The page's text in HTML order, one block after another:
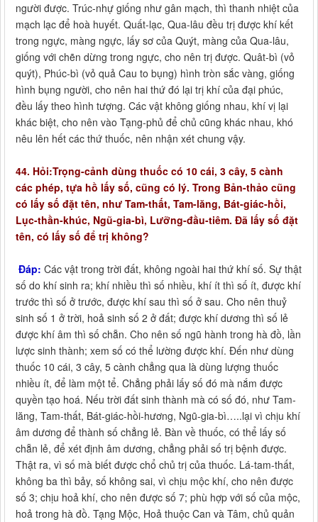
người được. Trúc-nhự giống như gân mạch, thì thanh nhiệt của
mạch lạc để hoà huyết. Quất-lạc, Qua-lâu đều trị được khí kết
trong ngực, màng ngực, lấy sơ của Quýt, màng của Qua-lâu,
giống với chẽn dừng trong ngực, cho nên trị được. Quât-bì (vỏ
quýt), Phúc-bì (vỏ quả Cau to bụng) hình tròn sắc vàng, giống
hình bụng người, cho nên hai thứ đó lại trị khí của đại phúc,
đều lấy theo hình tượng. Các vật không giống nhau, khí vị lại
khác biệt, cho nên vào Tạng-phủ để chủ cũng khác nhau, khó
nêu lên hết các thứ thuốc, nên nhận xét chung vậy.
44. Hỏi:Trọng-cảnh dùng thuốc có 10 cái, 3 cây, 5 cành
các phép, tựa hồ lấy số, cũng có lý. Trong Bản-thảo cũng
có lấy số đặt tên, như Tam-thất, Tam-lăng, Bát-giác-hồi,
Lục-thần-khúc, Ngũ-gia-bì, Lưỡng-đầu-tiêm. Đã lấy số đặt
tên, có lấy số để trị không?
Đáp: Các vật trong trời đất, không ngoài hai thứ khí số. Sự thật
số do khí sinh ra; khí nhiều thì số nhiều, khí ít thì số ít, được khí
trước thì số ở trước, được khí sau thì số ở sau. Cho nên thuỷ
sinh số 1 ở trời, hoả sinh số 2 ở đất; được khí dương thì số lẻ
được khí âm thì số chẵn. Cho nên số ngũ hành trong hà đồ, lần
lược sinh thành; xem số có thể lường được khí. Đến như dùng
thuốc 10 cái, 3 cây, 5 cành chẳng qua là dùng lượng thuốc
nhiều ít, để làm một tể. Chẳng phải lấy số đó mà nắm được
quyền tạo hoá. Nếu trời đất sinh thành mà có số đó, như Tam-
lăng, Tam-thất, Bát-giác-hồi-hương, Ngũ-gia-bì…..lại vì chịu khí
âm dương để thành số chẳng lẻ. Bàn về thuốc, có thể lấy số
chẵn lẻ, để xét định âm dương, chẳng phải số trị bệnh được.
Thật ra, vì số mà biết được chổ chủ trị của thuốc. Lá-tam-thất,
không ba thì bảy, số không sai, vì chịu mộc khí, cho nên được
số 3; chịu hoả khí, cho nên được số 7; phù hợp với số của mộc,
hoả trong hà đồ. Tạng Mộc, Hoả thuộc Can và Tâm, chủ quản